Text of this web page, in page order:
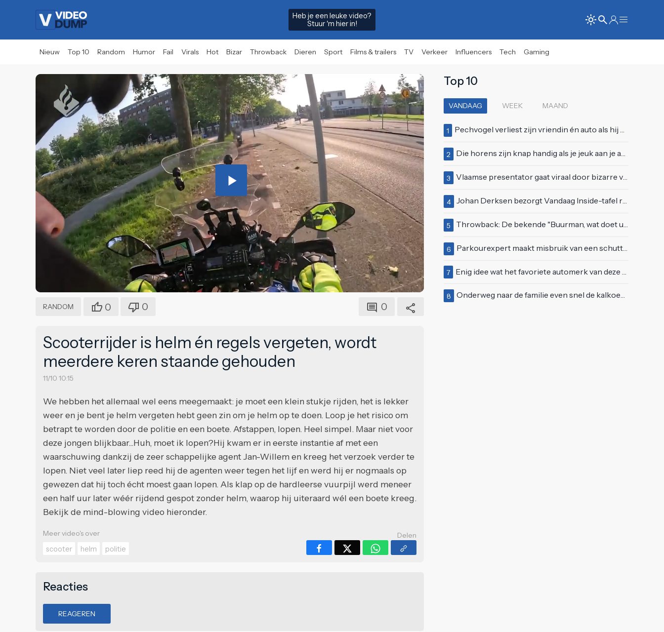
Heb je een leuke video?
Stuur 'm hier in!
Nieuw Top 10 Random Humor Fail Virals Hot Bizar Throwback Dieren Sport Films & trailers TV Verkeer Influencers Tech Gaming
Play
Video
RANDOM 0 0 0
Scooterrijder is helm én regels vergeten, wordt
meerdere keren staande gehouden
11/10 10:15
We hebben het allemaal wel eens meegemaakt: je moet een klein stukje rijden, het is lekker
weer en je bent je helm vergeten hebt geen zin om je helm op te doen. Loop je het risico om
betrapt te worden door de politie en een boete. Afstappen, lopen. Heel simpel. Maar niet voor
deze jongen blijkbaar...Huh, moet ik lopen?Hij kwam er in eerste instantie af met een
waarschuwing dankzij de zeer schappelijke agent Jan-Willem en kreeg het verzoek verder te
lopen. Niet veel later liep reed hij de agenten weer tegen het lijf en werd hij er nogmaals op
gewezen dat hij toch écht moest gaan lopen. Als klap op de hardleerse vuurpijl werd meneer
een half uur later wéér rijdend gespot zonder helm, waarop hij uiteraard wél een boete kreeg.
Bekijk de mind-blowing video hieronder.
Meer video's over
scooter
helm politie
Delen
Reacties
REAGEREN
Top 10
VANDAAG WEEK MAAND
1 Pechvogel verliest zijn vriendin én auto als hij bocht te scherp neemt
2 Die horens zijn knap handig als je jeuk aan je arie hebt
3 Vlaamse presentator gaat viraal door bizarre vertoning op live televisie: "Helemaal stijf van de bloem"
4 Johan Derksen bezorgt Vandaag Inside-tafel rode oortjes met vuig verhaal: "Dat gebeurde al in de gang"
5 Throwback: De bekende "Buurman, wat doet u nu?"-scène uit Flodder met Tatjana Šimić
6 Parkourexpert maakt misbruik van een schutting
7 Enig idee wat het favoriete automerk van deze huiseigenaar is?
8 Onderweg naar de familie even snel de kalkoen braden